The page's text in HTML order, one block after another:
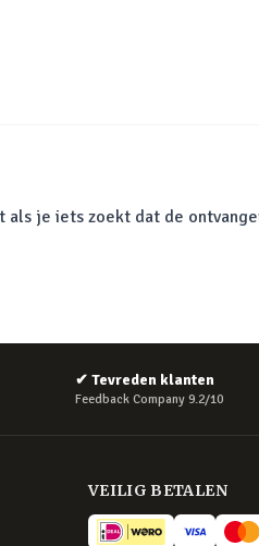
je iets zoekt dat de
✔ Tevreden klanten
Feedback Company 9.2/10
VEILIG BETALEN